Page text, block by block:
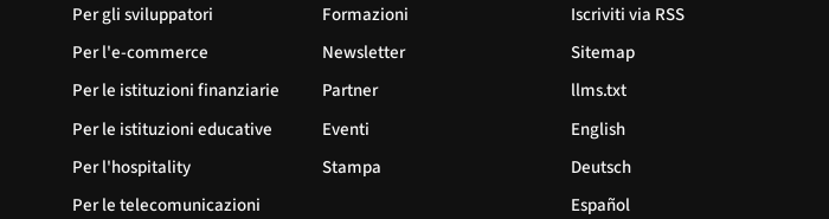
Per gli sviluppatori
Per l'e-commerce
Per le istituzioni finanziarie
Per le istituzioni educative
Per l'hospitality
Per le telecomunicazioni
Formazioni
Newsletter
Partner
Eventi
Stampa
Iscriviti via RSS
Sitemap
llms.txt
English
Deutsch
Español